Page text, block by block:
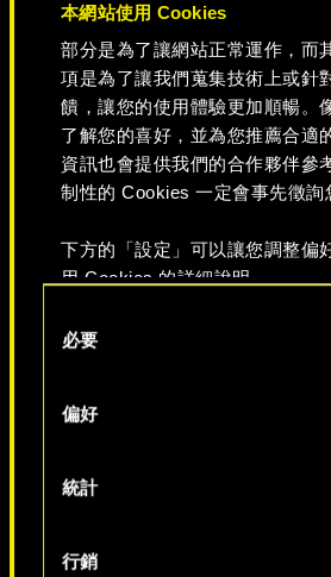
本網站使用 Cookies
部分是為了讓網站正常運作，而
項是為了讓我們蒐集技術上或針
饋，讓您的使用體驗更加順暢。
了解您的喜好，並為您推薦合適
資訊也會提供我們的合作夥伴參
制性的 Cookies 一定會事先徵詢
下方的「設定」可以讓您調整偏
用 Cookies 的詳細說明。
Selection
必要
偏好
統計
行銷
永不消逝